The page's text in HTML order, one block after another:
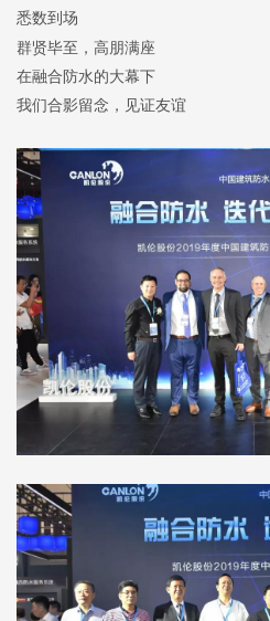
悉数到场
群贤毕至，高朋满座
在融合防水的大幕下
我们合影留念，见证友谊